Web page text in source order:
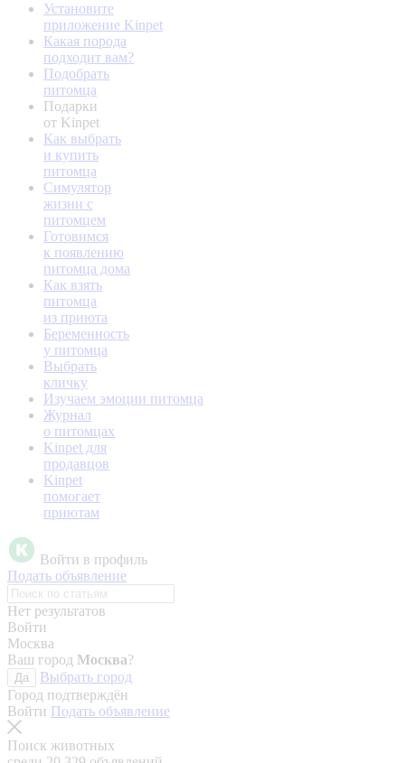
Установите
приложение Kinpet
Какая порода
подходит вам?
Подобрать
питомца
Подарки
от Kinpet
Как выбрать
и купить
питомца
Симулятор
жизни с
питомцем
Готовимся
к появлению
питомца дома
Как взять
питомца
из приюта
Беременность
у питомца
Выбрать
кличку
Изучаем эмоции питомца
Журнал
о питомцах
Kinpet для
продавцов
Kinpet
помогает
приютам
Войти в профиль
Подать объявление
Нет результатов
Войти
Москва
Ваш город Москва?
Да
Выбрать город
Город подтверждён
Войти Подать объявление
Поиск животных